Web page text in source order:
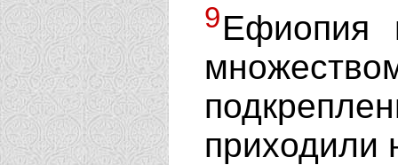
9Ефиопия
приходили